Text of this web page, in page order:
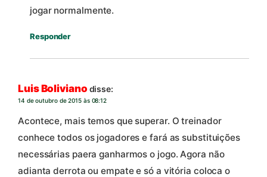
jogar normalmente.
Responder
Luis Boliviano disse:
14 de outubro de 2015 às 08:12
Acontece, mais temos que superar. O treinador
conhece todos os jogadores e fará as substituições
necessárias paera ganharmos o jogo. Agora não
adianta derrota ou empate e só a vitória coloca o